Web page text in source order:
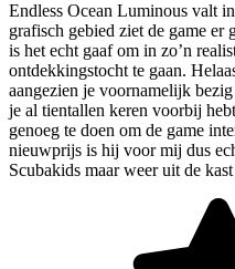
Endless Ocean Luminous valt
grafisch gebied ziet de game er
is het echt gaaf om in zo’n
ontdekkingstocht te gaan.
aangezien je voornamelijk
je al tientallen keren voorbij
genoeg te doen om de game
nieuwprijs is hij voor mij dus
Scubakids maar weer uit de